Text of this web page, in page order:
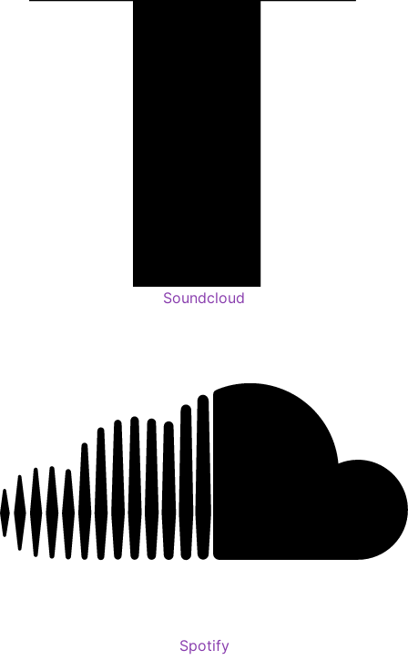
Soundcloud
Spotify